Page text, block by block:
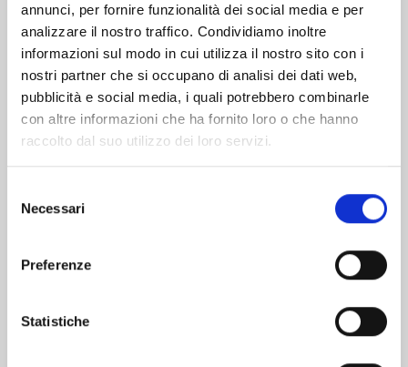
annunci, per fornire funzionalità dei social media e per
analizzare il nostro traffico. Condividiamo inoltre
informazioni sul modo in cui utilizza il nostro sito con i
nostri partner che si occupano di analisi dei dati web,
pubblicità e social media, i quali potrebbero combinarle
con altre informazioni che ha fornito loro o che hanno
raccolto dal suo utilizzo dei loro servizi.
delNecessari
Preferenze
Statistiche
Altri volumi della serie